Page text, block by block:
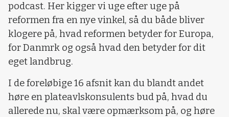
podcast. Her kigger vi uge efter uge på
reformen fra en nye vinkel, så du både bliver
klogere på, hvad reformen betyder for Europa,
for Danmrk og også hvad den betyder for dit
eget landbrug.
I de foreløbige 16 afsnit kan du blandt andet
høre en plateavlskonsulents bud på, hvad du
allerede nu, skal være opmærksom på, og høre